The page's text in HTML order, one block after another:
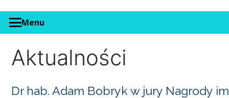
Menu
Aktualności
Dr hab. Adam Bobryk w jury Nagrody